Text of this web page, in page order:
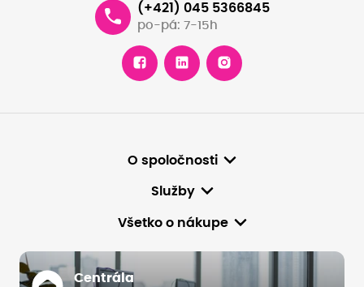
(+421) 045 5366845
po-pá: 7-15h
O spoločnosti
Služby
Všetko o nákupe
Centrála